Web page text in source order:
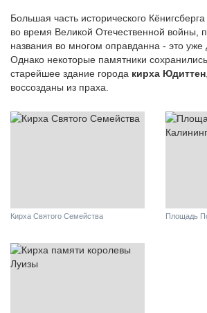
Большая часть исторического
во время Великой Отечественной войны,
названия во многом оправданна - это уже
Однако некоторые памятники
старейшее здание города кирха Юдиттен
воссозданы из праха.
Кирха Святого Семейства Площадь